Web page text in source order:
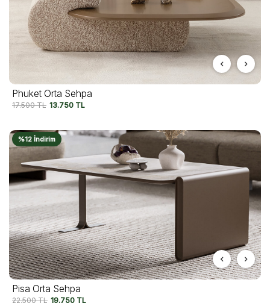
Phuket Orta Sehpa
17.500TL 13.750 TL
%12 İndirim
Pisa Orta Sehpa
22.500TL 19.750 TL